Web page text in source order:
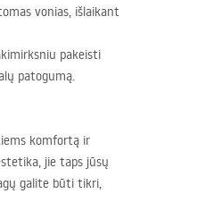
vonias, išlaikant
pakeisti
patogumą.
komfortą ir
jie taps jūsų
galite būti tikri,